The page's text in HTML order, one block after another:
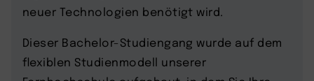
neuer Technologien benötigt wird.
Dieser Bachelor-Studiengang wurde auf dem
flexiblen Studienmodell unserer